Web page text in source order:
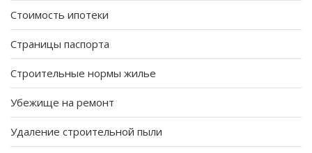
Стоимость ипотеки
Страницы паспорта
Строительные нормы жилье
Убежище на ремонт
Удаление строительной пыли